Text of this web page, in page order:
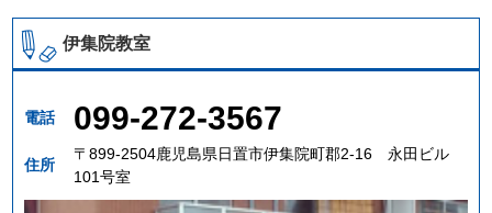
伊集院教室
電話 099-272-3567
住所
〒899-2504鹿児島県日置市伊集院町郡2-16 永田ビル
101号室